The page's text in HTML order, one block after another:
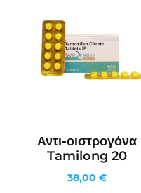
Αντι-οιστρογόνα
Tamilong 20
38,00 €